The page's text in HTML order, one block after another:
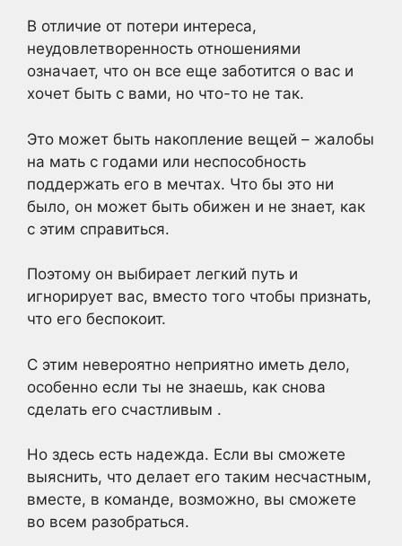
В отличие от потери интереса,
неудовлетворенность отношениями
означает, что он все еще заботится о вас и
хочет быть с вами, но что-то не так.
Это может быть накопление вещей – жалобы
на мать с годами или неспособность
поддержать его в мечтах. Что бы это ни
было, он может быть обижен и не знает, как
с этим справиться.
Поэтому он выбирает легкий путь и
игнорирует вас, вместо того чтобы признать,
что его беспокоит.
С этим невероятно неприятно иметь дело,
особенно если ты не знаешь, как снова
сделать его счастливым .
Но здесь есть надежда. Если вы сможете
выяснить, что делает его таким несчастным,
вместе, в команде, возможно, вы сможете
во всем разобраться.